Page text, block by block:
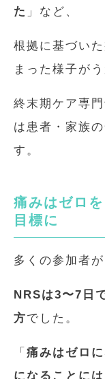
た 」など、
根拠に基づい
まった様子が
終末期ケア専
は患者・家族
す。
痛みはゼロ
目標に
多くの参加者
NRSは3〜7日
方でした。
「 痛みはゼロ
になることに